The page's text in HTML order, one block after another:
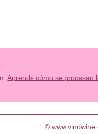
Aprende cómo se procesan
©